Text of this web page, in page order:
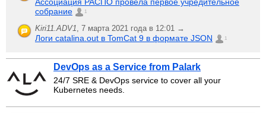
собрание
1
Kiri11.ADV1, 7 марта 2021 года в 12:01 →
Логи catalina.out в TomCat 9 в формате JSON 1
DevOps as a Service from Palark
24/7 SRE & DevOps service to cover all your
Kubernetes needs.